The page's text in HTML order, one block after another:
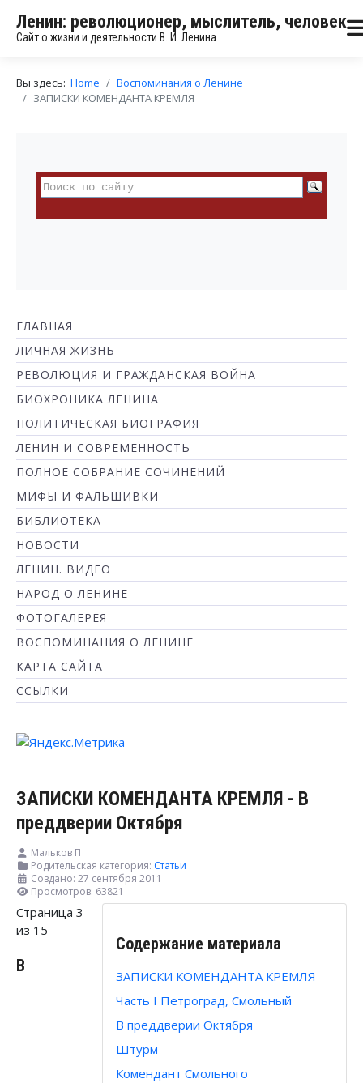
Ленин: революционер, мыслитель, человек
Сайт о жизни и деятельности В. И. Ленина
Вы здесь: Home
Воспоминания о Ленине
ЗАПИСКИ КОМЕНДАНТА КРЕМЛЯ
ГЛАВНАЯ
ЛИЧНАЯ ЖИЗНЬ
РЕВОЛЮЦИЯ И ГРАЖДАНСКАЯ ВОЙНА
БИОХРОНИКА ЛЕНИНА
ПОЛИТИЧЕСКАЯ БИОГРАФИЯ
ЛЕНИН И СОВРЕМЕННОСТЬ
ПОЛНОЕ СОБРАНИЕ СОЧИНЕНИЙ
МИФЫ И ФАЛЬШИВКИ
БИБЛИОТЕКА
НОВОСТИ
ЛЕНИН. ВИДЕО
НАРОД О ЛЕНИНЕ
ФОТОГАЛЕРЕЯ
ВОСПОМИНАНИЯ О ЛЕНИНЕ
КАРТА САЙТА
ССЫЛКИ
ЗАПИСКИ КОМЕНДАНТА КРЕМЛЯ - В
преддверии Октября
Мальков П
Родительская категория: Статьи
Создано: 27 сентября 2011
Просмотров: 63821
Содержание материала
ЗАПИСКИ КОМЕНДАНТА КРЕМЛЯ
Часть I Петроград, Смольный
В преддверии Октября
Штурм
Комендант Смольного
Страница 3
из 15
В